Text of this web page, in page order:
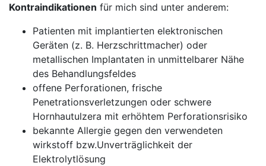
Kontraindikationen für mich ⁢sind unter anderem:
Patienten ⁢mit implantierten elektronischen
⁣Geräten (z. B. Herzschrittmacher) oder
metallischen‍ Implantaten in⁣ unmittelbarer Nähe
des Behandlungsfeldes
offene Perforationen, frische
‌Penetrationsverletzungen oder schwere
Hornhautulzera mit erhöhtem Perforationsrisiko
bekannte⁢ Allergie gegen⁣ den ⁢verwendeten
wirkstoff bzw.Unverträglichkeit der
Elektrolytlösung